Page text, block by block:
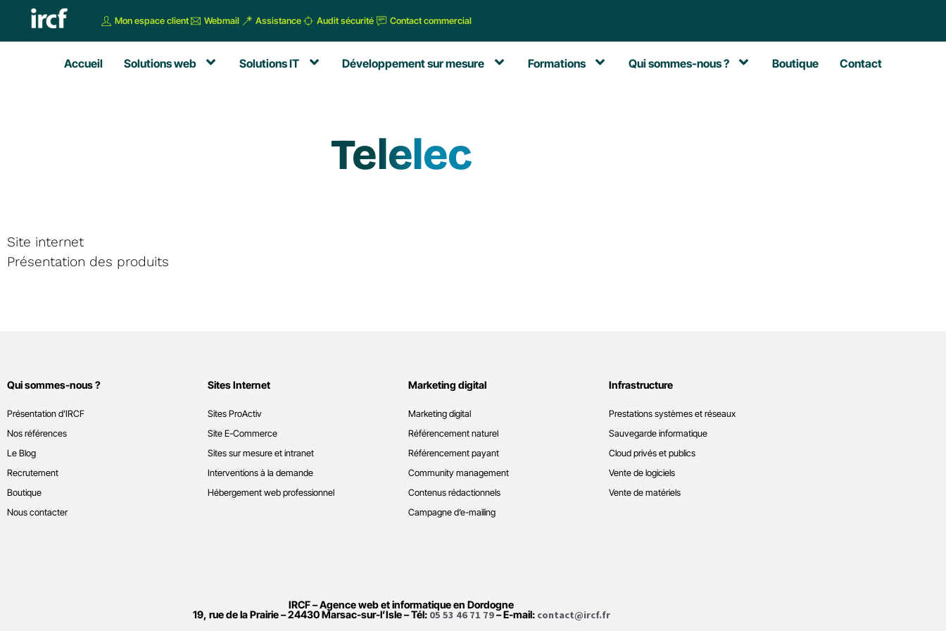
Mon espace client Webmail Assistance Audit sécurité Contact commercial
Accueil Solutions web Solutions IT Développement sur mesure Formations Qui sommes-nous ? Boutique Contact
Telelec
Site internet
Présentation des produits
Qui sommes-nous ?
Présentation d’IRCF
Nos références
Le Blog
Recrutement
Boutique
Nous contacter
Sites Internet
Sites ProActiv
Site E-Commerce
Sites sur mesure et intranet
Interventions à la demande
Hébergement web professionnel
Marketing digital
Marketing digital
Référencement naturel
Référencement payant
Community management
Contenus rédactionnels
Campagne d’e-mailing
Infrastructure
Prestations systèmes et réseaux
Sauvegarde informatique
Cloud privés et publics
Vente de logiciels
Vente de matériels
IRCF – Agence web et informatique en Dordogne
19, rue de la Prairie – 24430 Marsac-sur-l’Isle – Tél: 05 53 46 71 79– E-mail: contact@ircf.fr